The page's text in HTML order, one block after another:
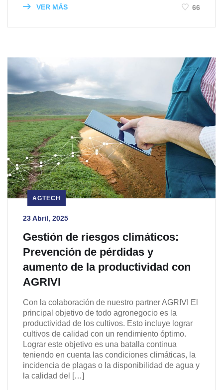
VER MÁS 66
AGTECH
23 Abril, 2025
Gestión de riesgos climáticos:
Prevención de pérdidas y
aumento de la productividad con
AGRIVI
Con la colaboración de nuestro partner AGRIVI El
principal objetivo de todo agronegocio es la
productividad de los cultivos. Esto incluye lograr
cultivos de calidad con un rendimiento óptimo.
Lograr este objetivo es una batalla continua
teniendo en cuenta las condiciones climáticas, la
incidencia de plagas o la disponibilidad de agua y
la calidad del […]